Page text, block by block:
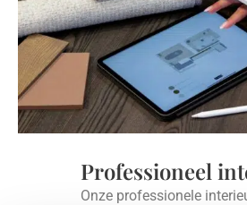
Professioneel
Onze professionele